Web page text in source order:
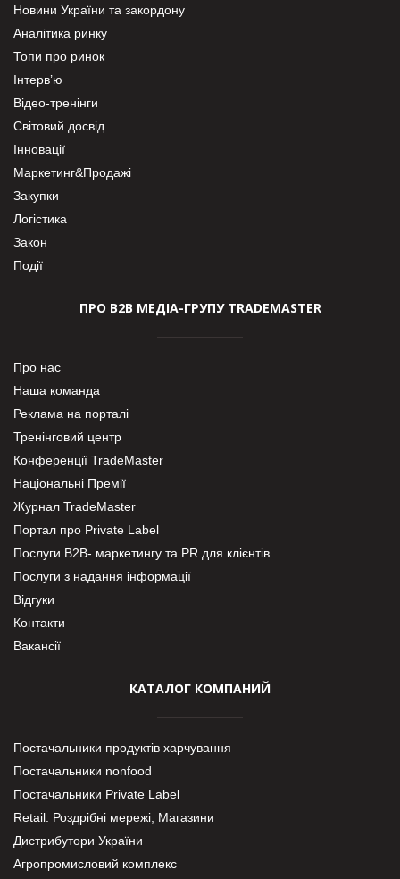
Новини України та закордону
Аналітика ринку
Топи про ринок
Інтерв’ю
Відео-тренінги
Світовий досвід
Інновації
Маркетинг&Продажі
Закупки
Логістика
Закон
Події
ПРО В2В МЕДІА-ГРУПУ TRADEMASTER
Про нас
Наша команда
Реклама на порталі
Тренінговий центр
Конференції TradeMaster
Національні Премії
Журнал TradeMaster
Портал про Private Label
Послуги В2В- маркетингу та PR для клієнтів
Послуги з надання інформації
Відгуки
Контакти
Вакансії
КАТАЛОГ КОМПАНИЙ
Постачальники продуктів харчування
Постачальники nonfood
Постачальники Private Label
Retail. Роздрібні мережі, Магазини
Дистрибутори України
Агропромисловий комплекс